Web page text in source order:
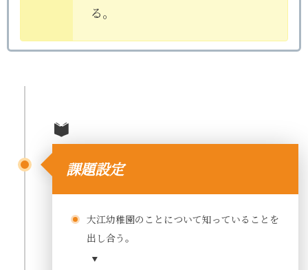
る。
課題設定
大江幼稚園のことについて知っていることを
出し合う。